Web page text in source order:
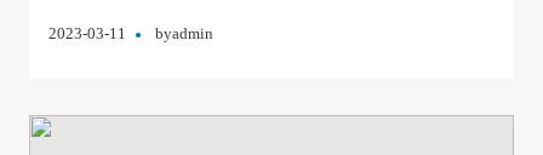
2023-03-11 byadmin